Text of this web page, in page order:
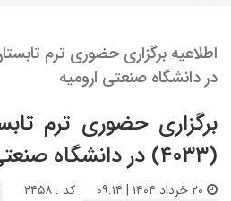
در دانشگاه صنعتی ارومیه
(۴۰۳۳) در دانشگاه صنعتی ارومیه
کد : ۲۴۵۸